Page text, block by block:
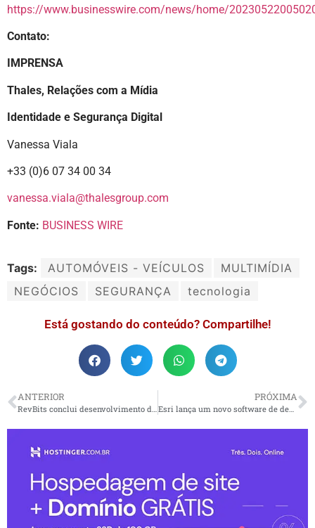
https://www.businesswire.com/news/home/
Contato:
IMPRENSA
Thales, Relações com a Mídia
Identidade e Segurança Digital
Vanessa Viala
+33 (0)6 07 34 00 34
vanessa.viala@thalesgroup.com
Fonte: BUSINESS WIRE
Tags: AUTOMÓVEIS - VEÍCULOS
MULTIMÍDIA
NEGÓCIOS
SEGURANÇA tecnologia
Está gostando do conteúdo? Compartilhe!
ANTERIOR
RevBits conclui desenvolvimento de sua solução de gerenciamento de acesso privilegiado para ser totalmente implantável em um verdadeiro ambiente de entreferro
PRÓXIMA
Esri lança um novo software de desktop para sintetizar facilmente todas as fontes de informação